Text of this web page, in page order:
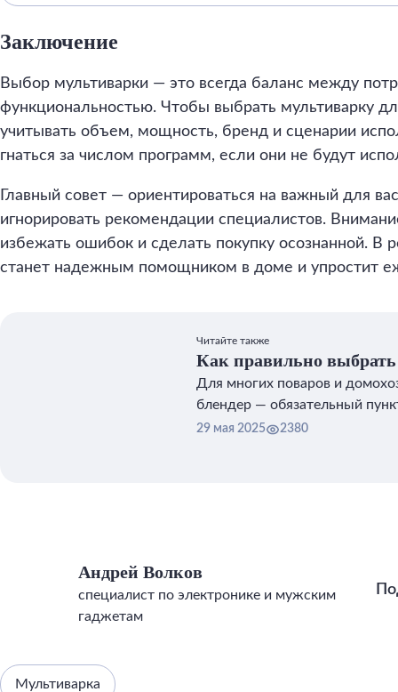
Заключение
Выбор мультиварки — это всегда баланс между
функциональностью. Чтобы выбрать мультиварку
учитывать объем, мощность, бренд и сценарии
гнаться за числом программ, если они не будут
Главный совет — ориентироваться на важный для
игнорировать рекомендации специалистов.
избежать ошибок и сделать покупку осознанной. В
станет надежным помощником в доме и упростит
Читайте также
Как правильно
блендер
Для многих поваров и
блендер — обязательный
техники.
29 мая 2025 2380
Андрей Волков
специалист по электронике и мужским
гаджетам
Мультиварка